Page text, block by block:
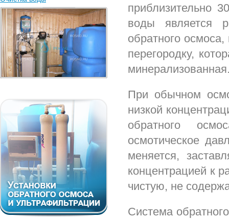
приблизительно
воды является
обратного
перегородку,
При обычном
низкой
обратного
осмотическое
меняется,
концентрацией к
чистую, не
Система